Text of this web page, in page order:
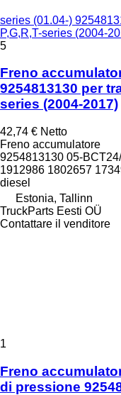
series (01.04-)
P,G,R,T-series (2004-
5
Freno
9254813130 per
series (2004-2017)
42,74 € Netto
Freno accumulatore
9254813130 05-
1912986 1802657
diesel
Estonia, Tallinn
TruckParts Eesti OÜ
Contattare il venditore
1
Freno
di pressione